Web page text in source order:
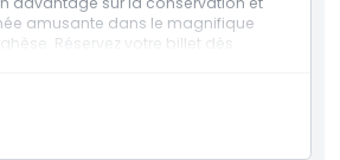
amusante dans le magnifique
Réservez votre billet dès